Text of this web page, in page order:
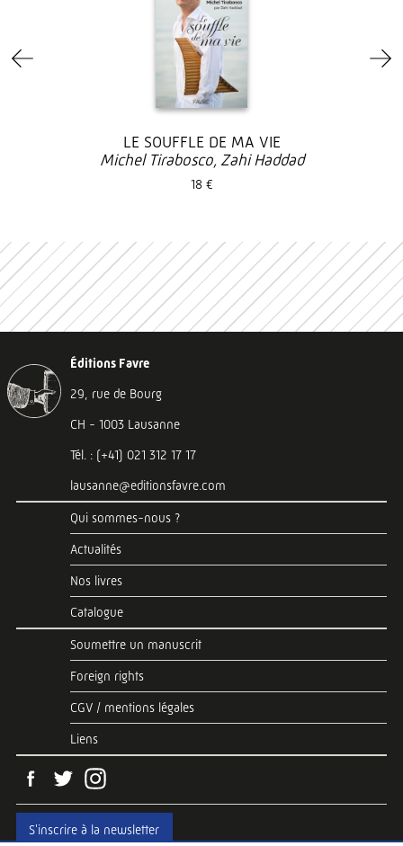
LE SOUFFLE DE MA VIE
Michel Tirabosco, Zahi Haddad
18 €
Éditions Favre
29, rue de Bourg
CH - 1003 Lausanne
Tél. : (+41) 021 312 17 17
lausanne@editionsfavre.com
Qui sommes-nous ?
Actualités
Nos livres
Catalogue
Soumettre un manuscrit
Foreign rights
CGV / mentions légales
Liens
S'inscrire à la newsletter